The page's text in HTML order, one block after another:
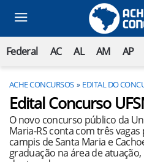
Federal AC AL AM AP
ACHE CONCURSOS EDITAL DO
Edital Concurso
O novo concurso público da
Maria-RS conta com três
campis de Santa Maria e
graduação na área de